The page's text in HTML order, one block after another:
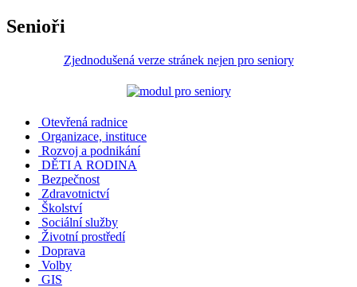
Senioři
Zjednodušená verze stránek nejen pro seniory
Otevřená radnice
Organizace, instituce
Rozvoj a podnikání
DĚTI A RODINA
Bezpečnost
Zdravotnictví
Školství
Sociální služby
Životní prostředí
Doprava
Volby
GIS